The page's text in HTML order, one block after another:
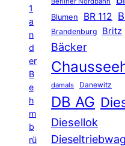
1
a
n
d
er
B
e
h
m
b
rü
Blumen BR 112
Brandenburg Britz
Bäcker
damals Danewitz
DB AG
Diesellok